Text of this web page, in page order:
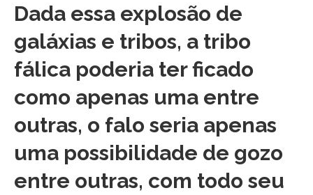
Dada essa explosão de
galáxias e tribos, a tribo
fálica poderia ter ficado
como apenas uma entre
outras, o falo seria apenas
uma possibilidade de gozo
entre outras, com todo seu